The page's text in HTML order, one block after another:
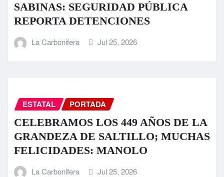
SABINAS: SEGURIDAD PÚBLICA
REPORTA DETENCIONES
La Carbonifera Jul 25, 2026
ESTATAL PORTADA
CELEBRAMOS LOS 449 AÑOS DE LA
GRANDEZA DE SALTILLO; MUCHAS
FELICIDADES: MANOLO
La Carbonifera Jul 25, 2026